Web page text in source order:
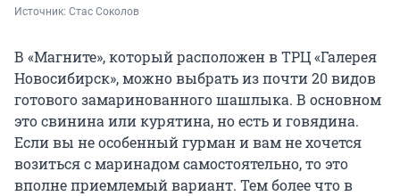
Источник: Стас Соколов
В «Магните», который расположен в ТРЦ «Галерея
Новосибирск», можно выбрать из почти 20 видов
готового замаринованного шашлыка. В основном
это свинина или курятина, но есть и говядина.
Если вы не особенный гурман и вам не хочется
возиться с маринадом самостоятельно, то это
вполне приемлемый вариант. Тем более что в